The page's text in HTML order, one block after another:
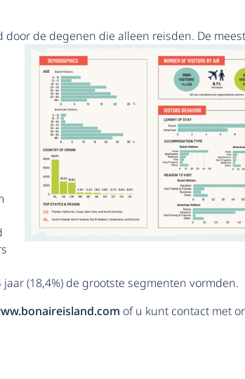
door de degenen die alleen reisden. De
(18,4%) de grootste segmenten vormden.
of u kunt contact met